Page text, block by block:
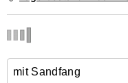
Online kaufen &